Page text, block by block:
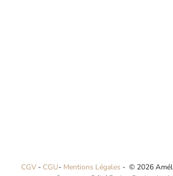
CGV -CGU- Mentions Légales - © 2026